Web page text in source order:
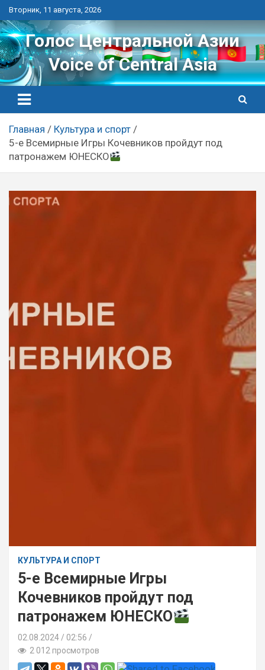
Перейти
к
контенту
Вторник, 11 августа, 2026
Голос Центральной Азии
Voice of Central Asia
Главная
Культура и спорт
5-е Всемирные Игры Кочевников пройдут под
патронажем ЮНЕСКО
КУЛЬТУРА И СПОРТ
5-е Всемирные Игры
Кочевников пройдут под
патронажем ЮНЕСКО
02.08.2024
02:56 /
2 012 просмотров